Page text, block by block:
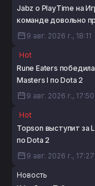
Jabz о PlayTime на
команде довольно
9 авг. 2026 г., 18:11
Hot
Rune Eaters
Masters I по Dota 2
9 авг. 2026 г., 17:50
Hot
Topson выступит за
по Dota 2
9 авг. 2026 г., 17:27
Новость